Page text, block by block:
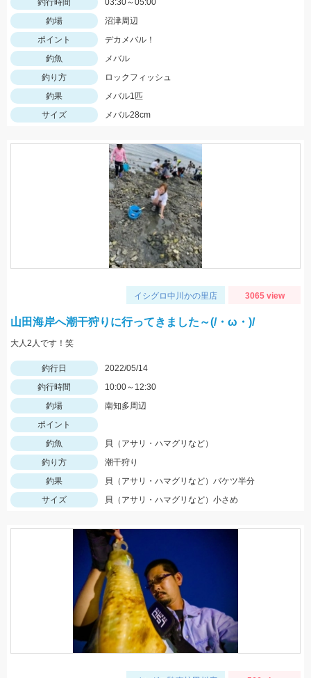
釣行時間
03:30～05:00
釣場
沼津周辺
ポイント
デカメバル！
釣魚
メバル
釣り方
ロックフィッシュ
釣果
メバル1匹
サイズ
メバル28cm
イシグロ中川かの里店 3065 view
山田海岸へ潮干狩りに行ってきました～(/・ω・)/
大人2人です！笑
釣行日
2022/05/14
釣行時間
10:00～12:30
釣場
南知多周辺
ポイント
釣魚
貝（アサリ・ハマグリなど）
釣り方
潮干狩り
釣果
貝（アサリ・ハマグリなど）バケツ半分
サイズ
貝（アサリ・ハマグリなど）小さめ